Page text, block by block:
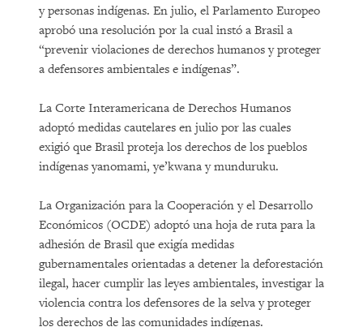
y personas indígenas. En julio, el Parlamento Europeo
aprobó una resolución por la cual instó a Brasil a
“prevenir violaciones de derechos humanos y proteger
a defensores ambientales e indígenas”.
La Corte Interamericana de Derechos Humanos
adoptó medidas cautelares en julio por las cuales
exigió que Brasil proteja los derechos de los pueblos
indígenas yanomami, ye’kwana y munduruku.
La Organización para la Cooperación y el Desarrollo
Económicos (OCDE) adoptó una hoja de ruta para la
adhesión de Brasil que exigía medidas
gubernamentales orientadas a detener la deforestación
ilegal, hacer cumplir las leyes ambientales, investigar la
violencia contra los defensores de la selva y proteger
los derechos de las comunidades indígenas.